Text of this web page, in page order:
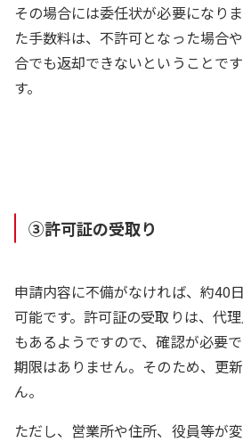
その場合には委任状が必要になり
た手数料は、不許可となった場合
合でも返却できないということで
す。
③許可証の受取り
申請内容に不備がなければ、約40
可能です。許可証の受取りは、代
もあるようですので、確認が必要
期限はありません。そのため、更
ん。
ただし、営業所や住所、役員等が